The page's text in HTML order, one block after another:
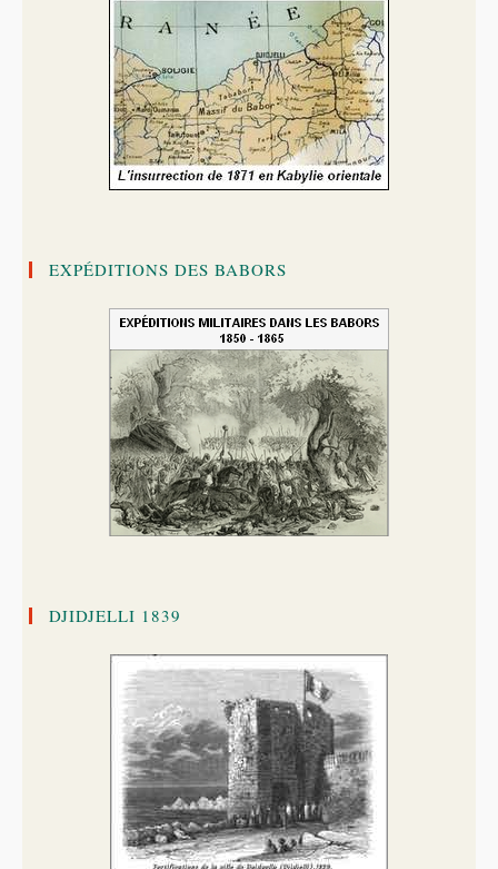
EXPÉDITIONS DES BABORS
DJIDJELLI 1839